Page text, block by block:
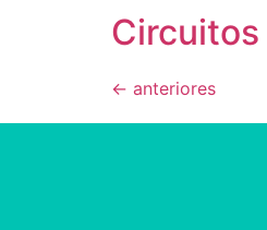
← anteriores